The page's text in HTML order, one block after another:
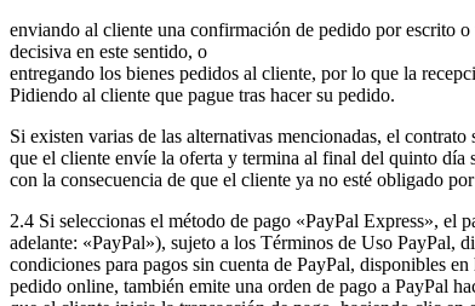
enviando al cliente una confirmación de pedido por escrito
decisiva en este sentido, o
entregando los bienes pedidos al cliente, por lo que la
Pidiendo al cliente que pague tras hacer su pedido.
Si existen varias de las alternativas mencionadas, el
que el cliente envíe la oferta y termina al final del quinto día
con la consecuencia de que el cliente ya no esté obligado
2.4 Si seleccionas el método de pago «PayPal Express»,
adelante: «PayPal»), sujeto a los Términos de Uso PayPal,
condiciones para pagos sin cuenta de PayPal, disponibles
pedido online, también emite una orden de pago a PayPal